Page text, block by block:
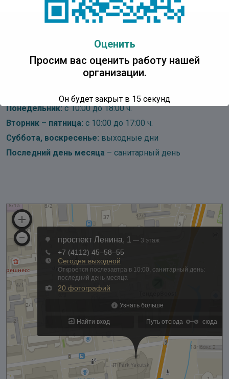
Детская Точка Кипения
Центр Чтения
IT Park Yakutsk, проспект Ленина, д. 1, 3 этаж
Понедельник:с 10:00 до 18:00 ч.
Вторник – пятница: с 10:00 до 17:00 ч.
Суббота, воскресенье: выходные дни
Последний день месяца – санитарный день
Оценить
Просим вас оценить работу нашей
организации.
Он будет закрыт в 15 секунд